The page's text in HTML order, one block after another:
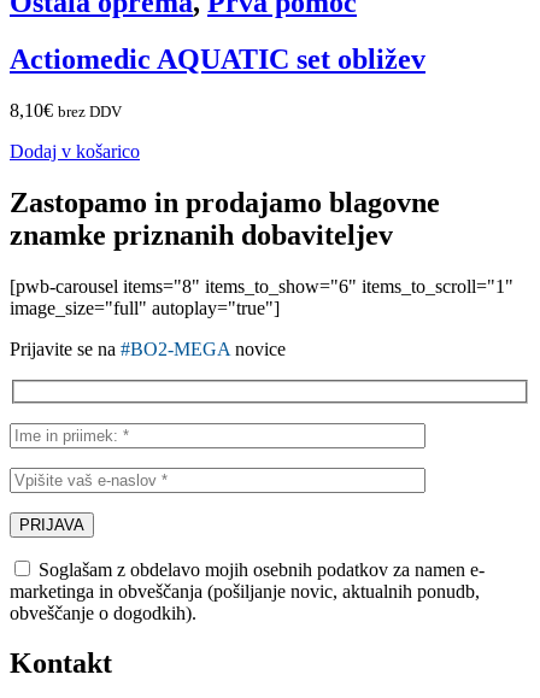
Actiomedic AQUATIC set obližev
8,10€ brez DDV
Dodaj v košarico
Zastopamo in prodajamo blagovne
znamke priznanih dobaviteljev
[pwb-carousel items="8" items_to_show="6" items_to_scroll="1"
image_size="full" autoplay="true"]
Prijavite se na #BO2-MEGA novice
Soglašam z obdelavo mojih osebnih podatkov za namen e-
marketinga in obveščanja (pošiljanje novic, aktualnih ponudb,
obveščanje o dogodkih).
Kontakt